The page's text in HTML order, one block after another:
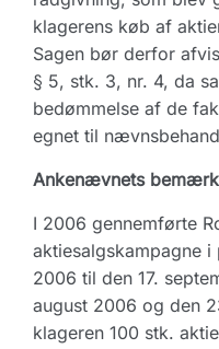
klagerens køb af
Sagen bør derfor
§ 5, stk. 3, nr. 4, da
bedømmelse af de
egnet til
Ankenævnets
I 2006 gennemførte
aktiesalgskampagne i
2006 til den 17.
august 2006 og den
klageren 100 stk.